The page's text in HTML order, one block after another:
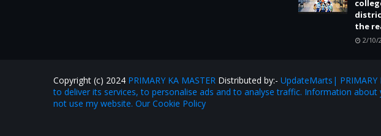
the
2/10/
Copyright (c) 2024 PRIMARY KA MASTER Distributed by:- UpdateMarts| PRIMARY
to deliver its services, to personalise ads and to analyse traffic. Information
not use my website. Our Cookie Policy